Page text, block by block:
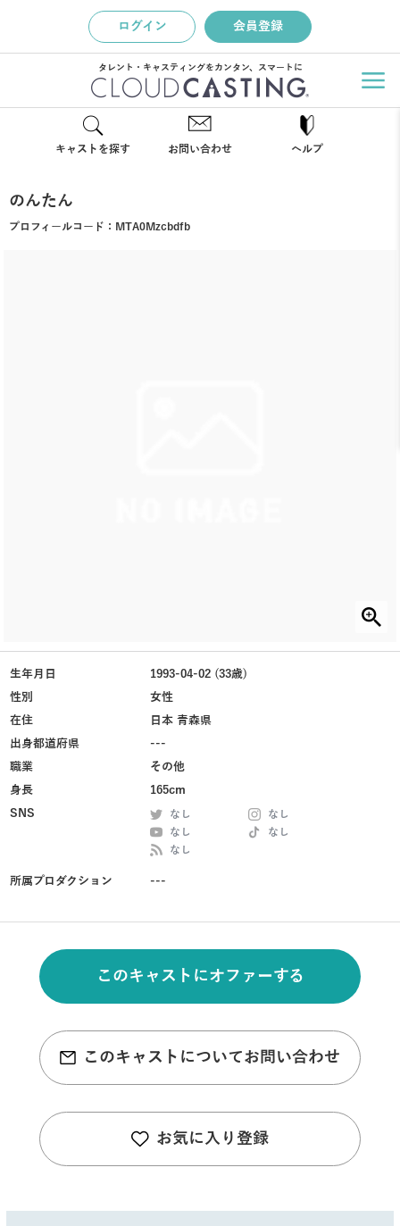
ログイン 会員登録
タレント・キャスティングをカンタン、スマートに
キャストを探す お問い合わせ ヘルプ
のんたん
プロフィールコード： MTA0Mzcbdfb
生年月日
1993-04-02 (33歳)
性別
女性
在住
日本 青森県
出身都道府県
---
職業
その他
身長
165cm
SNS
なし
なし
なし
なし
なし
所属プロダクション ---
このキャストにオファーする
このキャストについてお問い合わせ
お気に入り登録